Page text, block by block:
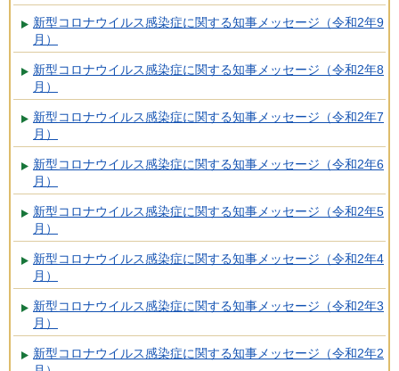
新型コロナウイルス感染症に関する知事メッセージ（令和2年9
月）
新型コロナウイルス感染症に関する知事メッセージ（令和2年8
月）
新型コロナウイルス感染症に関する知事メッセージ（令和2年7
月）
新型コロナウイルス感染症に関する知事メッセージ（令和2年6
月）
新型コロナウイルス感染症に関する知事メッセージ（令和2年5
月）
新型コロナウイルス感染症に関する知事メッセージ（令和2年4
月）
新型コロナウイルス感染症に関する知事メッセージ（令和2年3
月）
新型コロナウイルス感染症に関する知事メッセージ（令和2年2